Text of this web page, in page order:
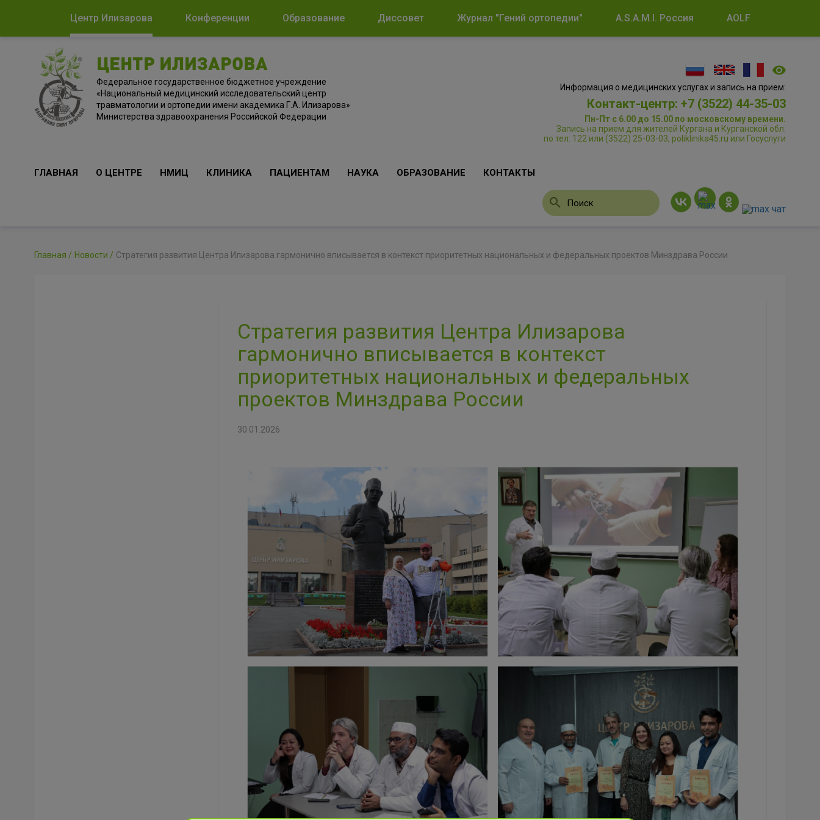
Центр Илизарова Конференции Образование Диссовет Журнал "Гений ортопедии" A.S.A.M.I. Россия AOLF
ЦЕНТР ИЛИЗАРОВА
Федеральное государственное бюджетное учреждение
«Национальный медицинский исследовательский центр
травматологии и ортопедии имени академика Г.А. Илизарова»
Министерства здравоохранения Российской Федерации
Информация о медицинских услугах и запись на прием:
Контакт-центр: +7 (3522) 44-35-03
Пн-Пт с 6.00 до 15.00 по московскому времени.
Запись на прием для жителей Кургана и Курганской обл.
по тел: 122 или (3522) 25-03-03, poliklinika45.ru или Госуслуги
ГЛАВНАЯ О ЦЕНТРЕ НМИЦ КЛИНИКА ПАЦИЕНТАМ НАУКА ОБРАЗОВАНИЕ КОНТАКТЫ
Главная Новости Стратегия развития Центра Илизарова гармонично вписывается в контекст приоритетных национальных и федеральных проектов Минздрава России
Стратегия развития Центра Илизарова
гармонично вписывается в контекст
приоритетных национальных и федеральных
проектов Минздрава России
30.01.2026